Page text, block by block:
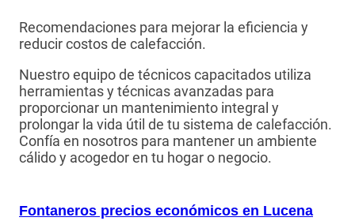
Recomendaciones para mejorar la eficiencia y
reducir costos de calefacción.
Nuestro equipo de técnicos capacitados utiliza
herramientas y técnicas avanzadas para
proporcionar un mantenimiento integral y
prolongar la vida útil de tu sistema de calefacción.
Confía en nosotros para mantener un ambiente
cálido y acogedor en tu hogar o negocio.
Fontaneros precios económicos en Lucena